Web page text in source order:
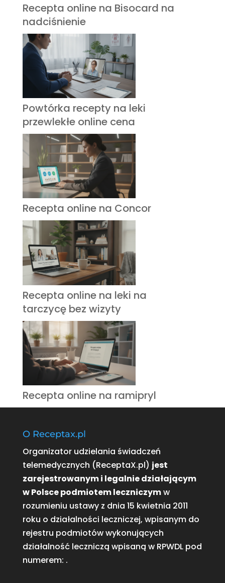
Recepta online na Bisocard na
nadciśnienie
Powtórka recepty na leki
przewlekłe online cena
Recepta online na Concor
Recepta online na leki na
tarczycę bez wizyty
Recepta online na ramipryl
O Receptax.pl
Organizator udzielania świadczeń
telemedycznych (ReceptaX.pl) jest
zarejestrowanym i legalnie działającym
w Polsce podmiotem leczniczymw
rozumieniu ustawy z dnia 15 kwietnia 2011
roku o działalności leczniczej, wpisanym do
rejestru podmiotów wykonujących
działalność leczniczą wpisaną w RPWDL pod
numerem: .